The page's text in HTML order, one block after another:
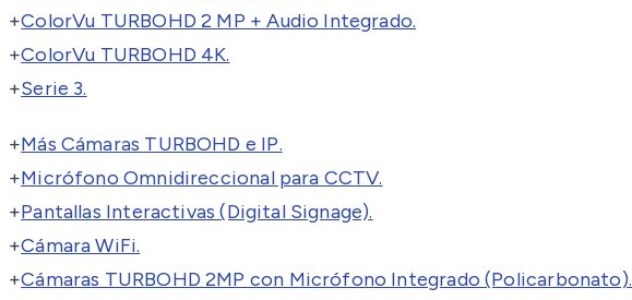
+ColorVu TURBOHD 2 MP + Audio Integrado.
+ColorVu TURBOHD 4K.
+Serie 3.
+Más Cámaras TURBOHD e IP.
+Micrófono Omnidireccional para CCTV.
+Pantallas Interactivas (Digital Signage).
+Cámara WiFi.
+Cámaras TURBOHD 2MP con Micrófono Integrado (Policarbonato).